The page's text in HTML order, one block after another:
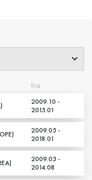
другой
Год
2009.10 -
2015.01
2009.05 -
2018.01
2009.03 -
2014.08